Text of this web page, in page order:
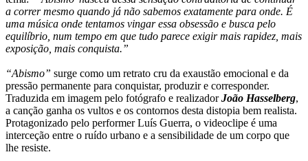
a correr mesmo quando já não sabemos exatamente para onde. É
uma música onde tentamos vingar essa obsessão e busca pelo
equilíbrio, num tempo em que tudo parece exigir mais rapidez, mais
exposição, mais conquista.”
“Abismo” surge como um retrato cru da exaustão emocional e da
pressão permanente para conquistar, produzir e corresponder.
Traduzida em imagem pelo fotógrafo e realizadorJoão Hasselberg,
a canção ganha os vultos e os contornos desta distopia bem realista.
Protagonizado pelo performer Luís Guerra, o videoclipe é uma
interceção entre o ruído urbano e a sensibilidade de um corpo que
lhe resiste.